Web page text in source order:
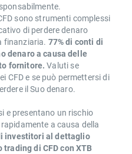
sono strumenti complessi
di perdere denaro
finanziaria. 77% di conti di
denaro a causa delle
fornitore. Valuti se
CFD e se può permettersi di
il Suo denaro.
e presentano un rischio
a causa della
investitori al dettaglio
di CFD con XTB